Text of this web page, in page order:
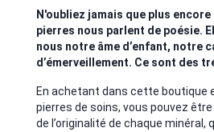
N'oubliez jamais que plus
pierres nous parlent de poésie.
nous notre âme d’enfant, notre
d’émerveillement. Ce sont des
En achetant dans cette boutique
pierres de soins, vous pouvez
de l’originalité de chaque minéral,